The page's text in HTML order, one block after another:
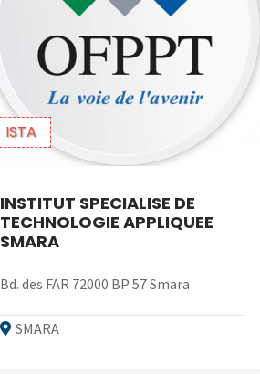
ISTA
INSTITUT SPECIALISE DE
TECHNOLOGIE APPLIQUEE
SMARA
Bd. des FAR 72000 BP 57 Smara
SMARA